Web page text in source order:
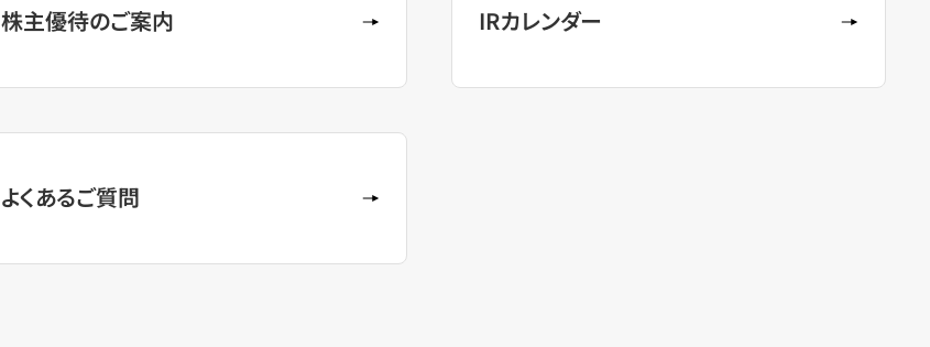
株主優待のご案内 IRカレンダー
よくあるご質問